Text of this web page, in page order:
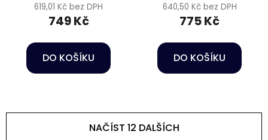
619,01 Kč bez DPH
749 Kč
DO KOŠÍKU
640,50 Kč bez DPH
775 Kč
DO KOŠÍKU
NAČÍST 12 DALŠÍCH